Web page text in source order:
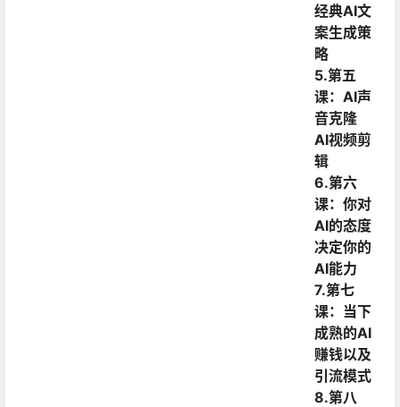
经典AI文
案生成策
略
5.第五
课：AI声
音克隆
AI视频剪
辑
6.第六
课：你对
AI的态度
决定你的
AI能力
7.第七
课：当下
成熟的AI
赚钱以及
引流模式
8.第八